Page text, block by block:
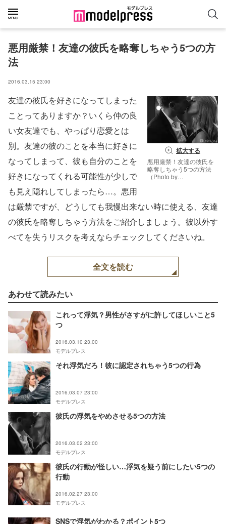
悪用厳禁！友達の彼氏を略奪しちゃう5つの方
法
2016.03.15 23:00
拡大する
悪用厳禁！友達の彼氏を
略奪しちゃう5つの方法
（Photo by
友達の彼氏を好きになってしまった
ことってありますか？いくら仲の良
い女友達でも、やっぱり恋愛とは
別。友達の彼のことを本当に好きに
なってしまって、彼も自分のことを
好きになってくれる可能性が少しで
も見え隠れしてしまったら…。悪用
は厳禁ですが、どうしても我慢出来ない時に使える、友達
の彼氏を略奪しちゃう方法をご紹介しましょう。彼以外す
べてを失うリスクを考えならチェックしてくださいね。
全文を読む
あわせて読みたい
これって浮気？男性がさすがに許してほしいこと5
つ
2016.03.10 23:00
モデルプレス
それ浮気だろ！彼に認定されちゃう5つの行為
2016.03.07 23:00
モデルプレス
彼氏の浮気をやめさせる5つの方法
2016.03.02 23:00
モデルプレス
彼氏の行動が怪しい…浮気を疑う前にしたい5つの
行動
2016.02.27 23:00
モデルプレス
SNSで浮気がわかる？ポイント5つ